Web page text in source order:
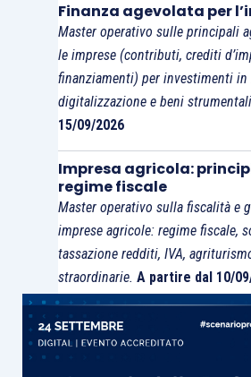
mai posto il problema di
spera, pertanto, che
passi quantomeno per quel
dellaripresadei pagamenti
debitori la possibilità di
dilazioni, così come il
norma lascia immaginare.
Finanza agevolata per
Master operativo sulle principali
le imprese (contributi, crediti
finanziamenti) per investimenti in
digitalizzazione e beni
15/09/2026
Impresa agricola:
regime fiscale
Master operativo sulla fiscalità e
imprese agricole: regime fiscale,
tassazione redditi, IVA,
straordinarie. A partire dal 10/